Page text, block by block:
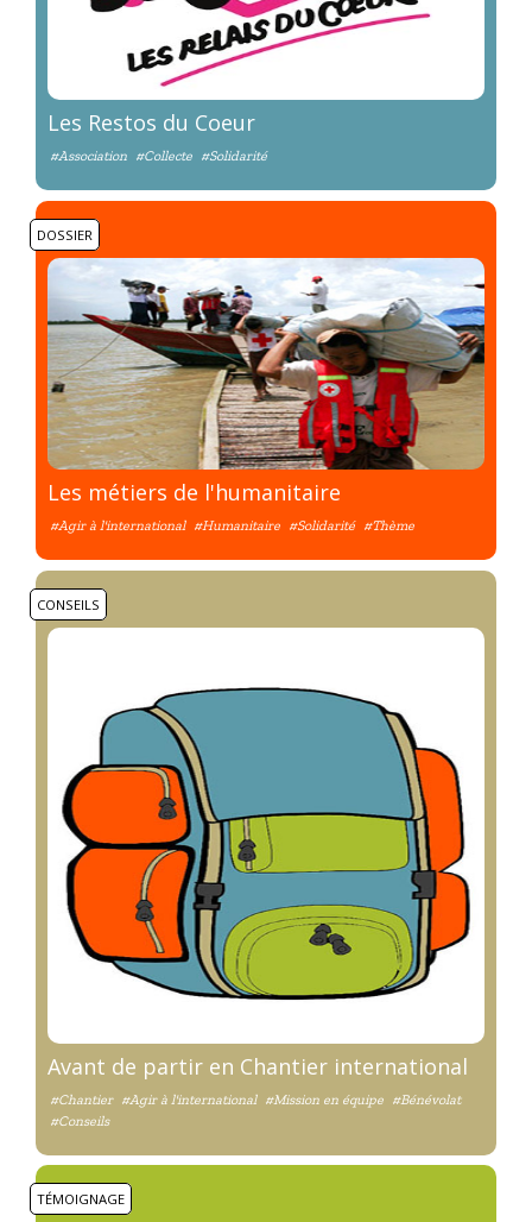
Les Restos du Coeur
#Association #Collecte #Solidarité
DOSSIER
Les métiers de l'humanitaire
#Agir à l'international #Humanitaire #Solidarité #Thème
CONSEILS
Avant de partir en Chantier international
#Chantier #Agir à l'international #Mission en équipe #Bénévolat
#Conseils
TÉMOIGNAGE